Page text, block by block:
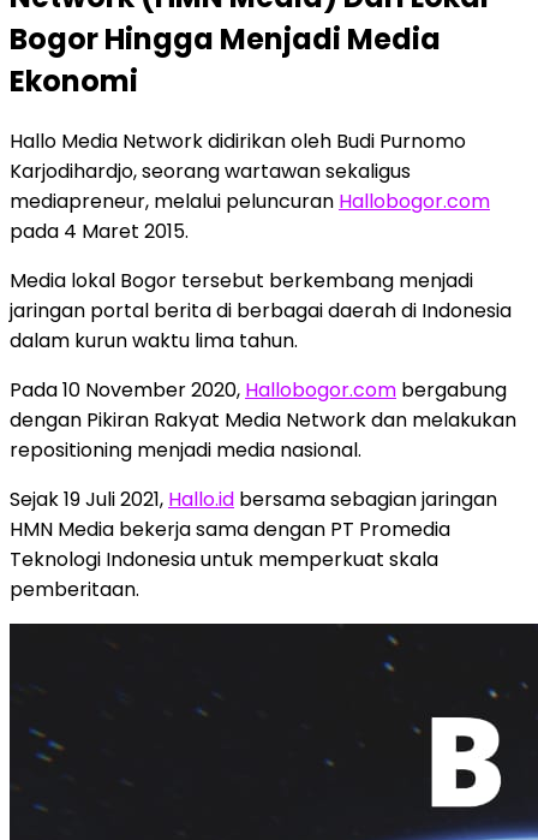
Bogor Hingga Menjadi Media
Ekonomi
Hallo Media Network didirikan oleh Budi Purnomo
Karjodihardjo, seorang wartawan sekaligus
mediapreneur, melalui peluncuran Hallobogor.com
pada 4 Maret 2015.
Media lokal Bogor tersebut berkembang menjadi
jaringan portal berita di berbagai daerah di Indonesia
dalam kurun waktu lima tahun.
Pada 10 November 2020, Hallobogor.com bergabung
dengan Pikiran Rakyat Media Network dan melakukan
repositioning menjadi media nasional.
Sejak 19 Juli 2021, Hallo.id bersama sebagian jaringan
HMN Media bekerja sama dengan PT Promedia
Teknologi Indonesia untuk memperkuat skala
pemberitaan.